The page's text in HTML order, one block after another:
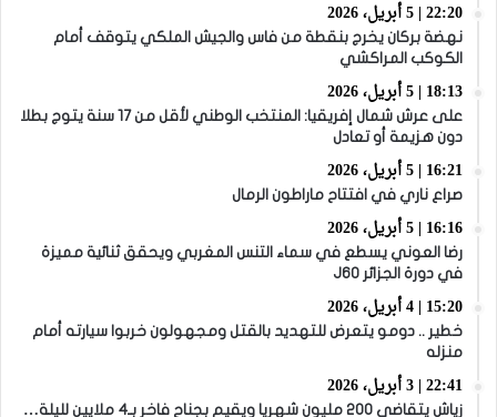
22:20 | 5 أبريل، 2026
نهضة بركان يخرج بنقطة من فاس والجيش الملكي يتوقف أمام
الكوكب المراكشي
18:13 | 5 أبريل، 2026
على عرش شمال إفريقيا: المنتخب الوطني لأقل من 17 سنة يتوج بطلا
دون هزيمة أو تعادل
16:21 | 5 أبريل، 2026
صراع ناري في افتتاح ماراطون الرمال
16:16 | 5 أبريل، 2026
رضا العوني يسطع في سماء التنس المغربي ويحقق ثنائية مميزة
في دورة الجزائر J60
15:20 | 4 أبريل، 2026
خطير .. دومو يتعرض للتهديد بالقتل ومجهولون خربوا سيارته أمام
منزله
22:41 | 3 أبريل، 2026
زياش يتقاضى 200 مليون شهريا ويقيم بجناح فاخر بـ4 ملايين لليلة…